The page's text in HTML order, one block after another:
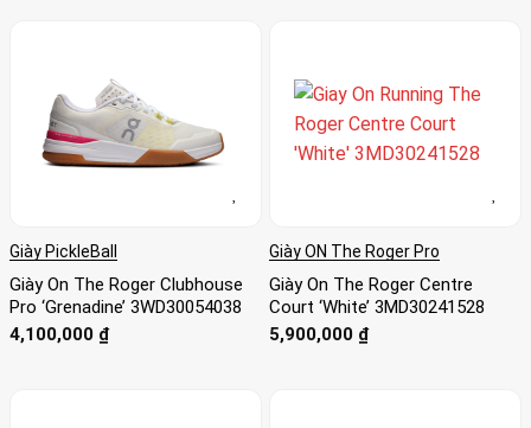
Giày PickleBall
Giày On The Roger Clubhouse
Pro ‘Grenadine’ 3WD30054038
4,100,000 ₫
Giày ON The Roger Pro
Giày On The Roger Centre
Court ‘White’ 3MD30241528
5,900,000 ₫